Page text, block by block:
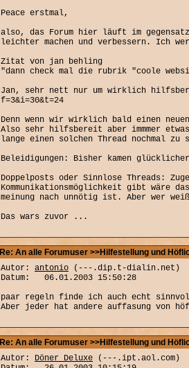
Peace erstmal,
also, das Forum hier läuft im
leichter machen und verbessern. Ich
Zitat von jan behling
"dann check mal die rubrik "coole
Jan, sehr nett nur um wirklich
f=3&i=30&t=24
Denn wenn wir wirklich bald einen
Also sehr hilfsbereit aber immmer
lange einen solchen Thread nochmal zu
Beleidigungen: Bisher kamen
Doppelposts oder Sinnlose Threads:
Kommunikationsmöglichkeit gibt wäre
meinung nach unnötig ist. Aber wer
Das wars zuvor ...
Re: An alle Forumuser >>Hilfestellung und
Autor: antonio (---.dip.t-dialin.net)
Datum: 06.01.2003 15:50:28
paar regeln finde ich auch echt
Aber jeder hat andere auffasung von
Re: An alle Forumuser >>Hilfestellung und
Autor: Döner Deluxe (---.ipt.aol.com)